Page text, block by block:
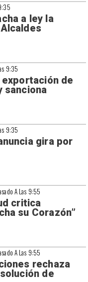
a ley la
9:35
de
sanciona
9:35
gira por
A Las 9:55
critica
su Corazón”
A Las 9:55
rechaza
de